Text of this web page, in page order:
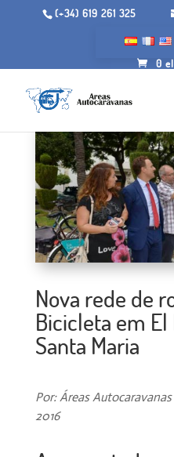
(+34) 619 261 325
0
Nova rede de
Bicicleta em
Santa Maria
Por: Áreas
2016